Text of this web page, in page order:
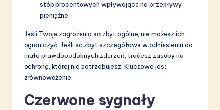
stóp procentowych wpływające na przepływy
pieniężne.
Jeśli Twoje zagrożenia są zbyt ogólne, nie możesz ich
ograniczyć. Jeśli są zbyt szczegółowe w odniesieniu do
mało prawdopodobnych zdarzeń, traćesz zasoby na
ochronę, której nie potrzebujesz. Kluczowe jest
zrównoważenie.
Czerwone sygnały